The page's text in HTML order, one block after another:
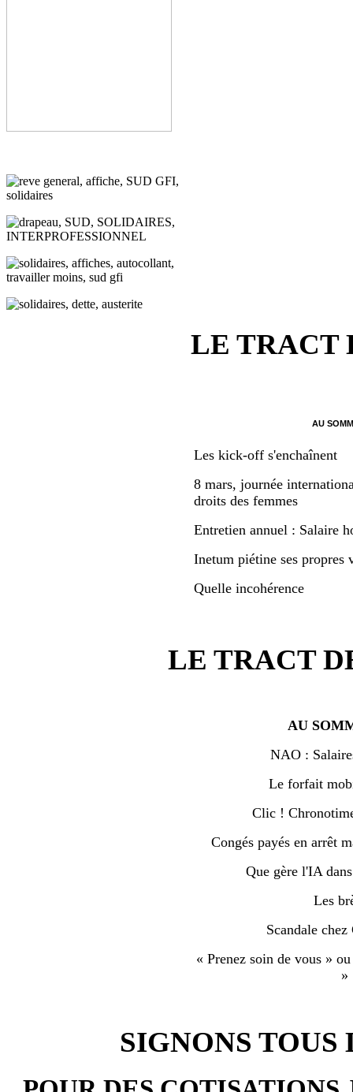
LE TRACT
AU
Les kick-off s'enchaînent
8 mars, journée
droits des femmes
Entretien annuel : Salaire
Inetum piétine ses propres
Quelle incohérence
LE TRACT
AU
NAO :
Le forfait
Clic !
Congés payés en arrêt
Que gère l'IA
Les
Scandale
« Prenez soin de vous »
»
SIGNONS